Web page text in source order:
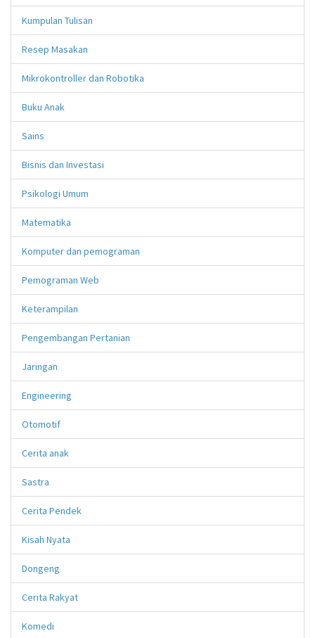
Kumpulan Tulisan
Resep Masakan
Mikrokontroller dan Robotika
Buku Anak
Sains
Bisnis dan Investasi
Psikologi Umum
Matematika
Komputer dan pemograman
Pemograman Web
Keterampilan
Pengembangan Pertanian
Jaringan
Engineering
Otomotif
Cerita anak
Sastra
Cerita Pendek
Kisah Nyata
Dongeng
Cerita Rakyat
Komedi